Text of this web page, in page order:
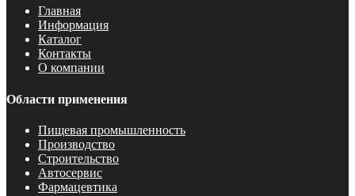
Главная
Информация
Каталог
Контакты
О компании
Области применения
Пищевая промышленность
Производство
Строительство
Автосервис
Фармацевтика